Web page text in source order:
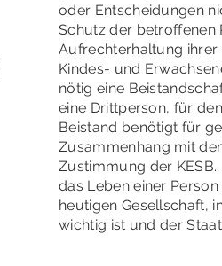
oder Entscheidungen
Schutz der betroffenen
Aufrechterhaltung
Kindes- und
nötig eine
eine Drittperson, für
Beistand benötigt für
Zusammenhang mit
Zustimmung der
das Leben einer
heutigen Gesellschaft,
wichtig ist und der